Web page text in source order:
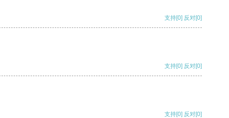
支持[0] 反对[0]
支持[0] 反对[0]
支持[0] 反对[0]